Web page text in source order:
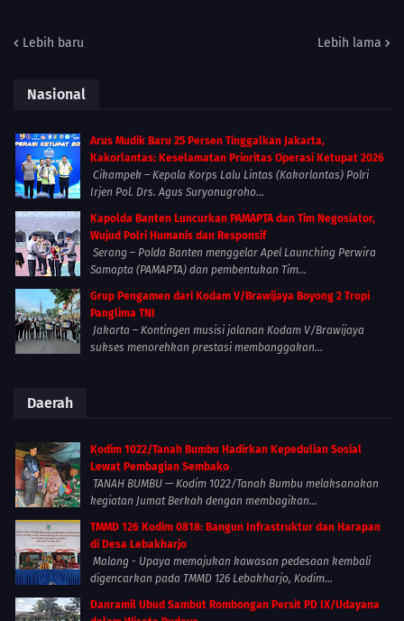
Lebih baru Lebih lama
Nasional
Arus Mudik Baru 25 Persen Tinggalkan Jakarta,
Kakorlantas: Keselamatan Prioritas Operasi Ketupat 2026
Cikampek – Kepala Korps Lalu Lintas (Kakorlantas) Polri
Irjen Pol. Drs. Agus Suryonugroho...
Kapolda Banten Luncurkan PAMAPTA dan Tim Negosiator,
Wujud Polri Humanis dan Responsif
Serang – Polda Banten menggelar Apel Launching Perwira
Samapta (PAMAPTA) dan pembentukan Tim...
Grup Pengamen dari Kodam V/Brawijaya Boyong 2 Tropi
Panglima TNI
Jakarta – Kontingen musisi jalanan Kodam V/Brawijaya
sukses menorehkan prestasi membanggakan...
Daerah
Kodim 1022/Tanah Bumbu Hadirkan Kepedulian Sosial
Lewat Pembagian Sembako
TANAH BUMBU — Kodim 1022/Tanah Bumbu melaksanakan
kegiatan Jumat Berkah dengan membagikan...
TMMD 126 Kodim 0818: Bangun Infrastruktur dan Harapan
di Desa Lebakharjo
Malang - Upaya memajukan kawasan pedesaan kembali
digencarkan pada TMMD 126 Lebakharjo, Kodim...
Danramil Ubud Sambut Rombongan Persit PD IX/Udayana